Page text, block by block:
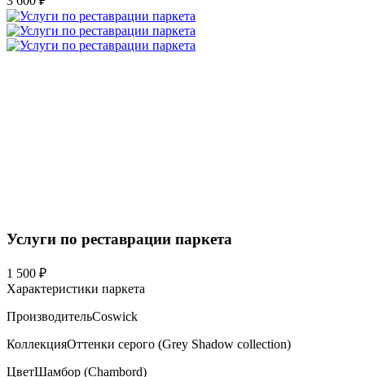
Услуги по реставрации паркета
1 500 ₽
Характеристики паркета
ПроизводительCoswick
КоллекцияОттенки серого (Grеy Shadow collection)
ЦветШамбор (Chambord)